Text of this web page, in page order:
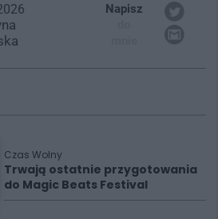
Napisz
Czas Wolny
Trwają ostatnie przygotowania
do Magic Beats Festival